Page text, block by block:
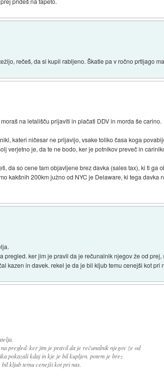
rečeš, da si kupil rabljeno. Škatle pa v ročno prtljago
moraš na letališču prijaviti in plačati DDV in morda še carino.
kateri ničesar ne prijavijo, vsake toliko časa koga
verjetno je, da te ne bodo, ker je potnikov preveč in
da so cene tam objavljene brez davka (sales tax), ki ti ga
kakšnih 200km južno od NYC je Delaware, ki tega davka
pregled. ker jim je pravil da je rečunalnik njegov že od
kazen in davek. rekel je da je bil kljub temu cenejši kot pri
pregled. ker jim je pravil da je rečunalnik njegov že od
pokazali kdaj in kje je bil kupljen. potem je brez
kljub temu cenejši kot pri nas.